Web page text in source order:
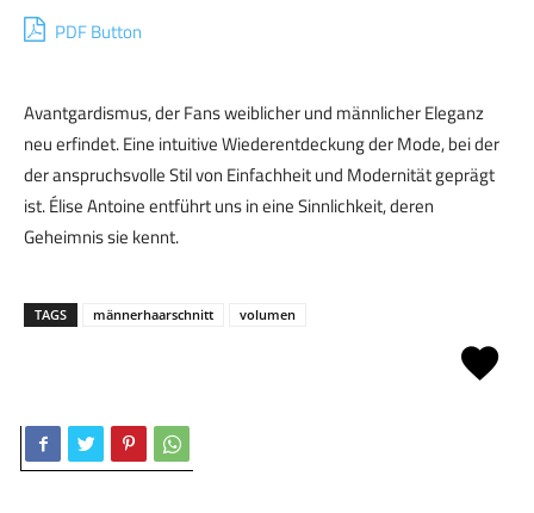
PDF Button
Avantgardismus, der Fans weiblicher und männlicher Eleganz
neu erfindet. Eine intuitive Wiederentdeckung der Mode, bei der
der anspruchsvolle Stil von Einfachheit und Modernität geprägt
ist. Élise Antoine entführt uns in eine Sinnlichkeit, deren
Geheimnis sie kennt.
TAGS männerhaarschnitt volumen